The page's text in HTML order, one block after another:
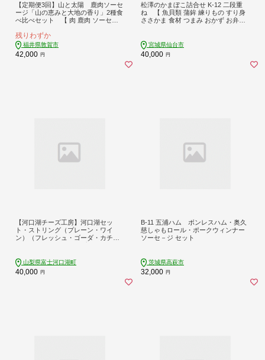
【定期便3回】山と太陽 鹿肉ソーセ
ージ「山の恵みと大地の香り」2種食
べ比べセット 【 肉 鹿肉 ソーセー
お歳暮 ギフト 贈り物 定期便】[103-t
03-a007]【敦賀市ふるさと納税】
残りわずか
福井県敦賀市
42,000 円
松澤のかまぼこ詰合せ K-12 二段重
ね 【 魚貝類 蒲鉾 練りもの すり身
ささかま 食材 つまみ おかず お弁当
宮城県仙台市
40,000 円
【河口湖チーズ工房】河口湖セッ
ト・ストリング（プレーン・ワイ
ン）（フレッシュ・ゴーダ・カチョ
山梨県富士河口湖町
40,000 円
B-11 五浦ハム ボンレスハム・奥久
慈しゃもロール・ポークウィンナー
ソーセ－ジ セット
茨城県高萩市
32,000 円